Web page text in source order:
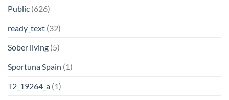
Public (626)
ready_text (32)
Sober living (5)
Sportuna Spain (1)
T2_19264_a (1)